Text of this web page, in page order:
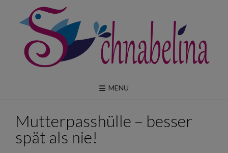
content
MENU
Mutterpasshülle – besser
spät als nie!